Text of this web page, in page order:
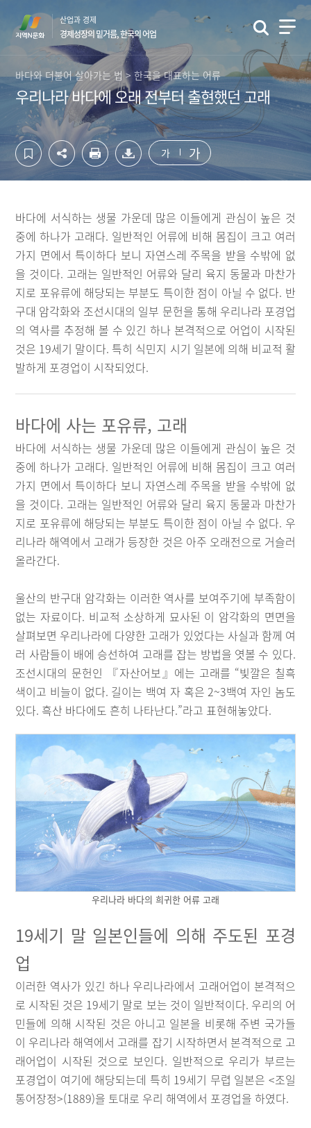
역
바
바
로
산업과 경제
경제성장의 밑거름, 한국의 어업
바다와 더불어 살아가는 법 > 한국을 대표하는 어류
우리나라 바다에 오래 전부터 출현했던 고래
가 가
바다에 서식하는 생물 가운데 많은 이들에게 관심이 높은 것
중에 하나가 고래다. 일반적인 어류에 비해 몸집이 크고 여러
가지 면에서 특이하다 보니 자연스레 주목을 받을 수밖에 없
을 것이다. 고래는 일반적인 어류와 달리 육지 동물과 마찬가
지로 포유류에 해당되는 부분도 특이한 점이 아닐 수 없다. 반
구대 암각화와 조선시대의 일부 문헌을 통해 우리나라 포경업
의 역사를 추정해 볼 수 있긴 하나 본격적으로 어업이 시작된
것은 19세기 말이다. 특히 식민지 시기 일본에 의해 비교적 활
발하게 포경업이 시작되었다.
바다에 사는 포유류, 고래
바다에 서식하는 생물 가운데 많은 이들에게 관심이 높은 것
중에 하나가 고래다. 일반적인 어류에 비해 몸집이 크고 여러
가지 면에서 특이하다 보니 자연스레 주목을 받을 수밖에 없
을 것이다. 고래는 일반적인 어류와 달리 육지 동물과 마찬가
지로 포유류에 해당되는 부분도 특이한 점이 아닐 수 없다. 우
리나라 해역에서 고래가 등장한 것은 아주 오래전으로 거슬러
올라간다.
울산의 반구대 암각화는 이러한 역사를 보여주기에 부족함이
없는 자료이다. 비교적 소상하게 묘사된 이 암각화의 면면을
살펴보면 우리나라에 다양한 고래가 있었다는 사실과 함께 여
러 사람들이 배에 승선하여 고래를 잡는 방법을 엿볼 수 있다.
조선시대의 문헌인 『자산어보』에는 고래를 “빛깔은 칠흑
색이고 비늘이 없다. 길이는 백여 자 혹은 2~3백여 자인 놈도
있다. 흑산 바다에도 흔히 나타난다.”라고 표현해놓았다.
우리나라 바다의 희귀한 어류 고래
19세기 말 일본인들에 의해 주도된 포경
업
이러한 역사가 있긴 하나 우리나라에서 고래어업이 본격적으
로 시작된 것은 19세기 말로 보는 것이 일반적이다. 우리의 어
민들에 의해 시작된 것은 아니고 일본을 비롯해 주변 국가들
이 우리나라 해역에서 고래를 잡기 시작하면서 본격적으로 고
래어업이 시작된 것으로 보인다. 일반적으로 우리가 부르는
포경업이 여기에 해당되는데 특히 19세기 무렵 일본은 <조일
통어장정>(1889)을 토대로 우리 해역에서 포경업을 하였다.